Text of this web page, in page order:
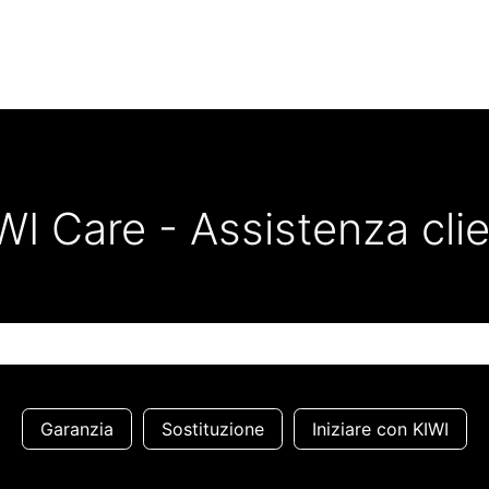
Care - Assistenza
Garanzia Sostituzione Iniziare con KIWI